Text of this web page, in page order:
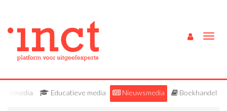
Vakmedia Educatieve media Nieuwsmedia Boekhandel